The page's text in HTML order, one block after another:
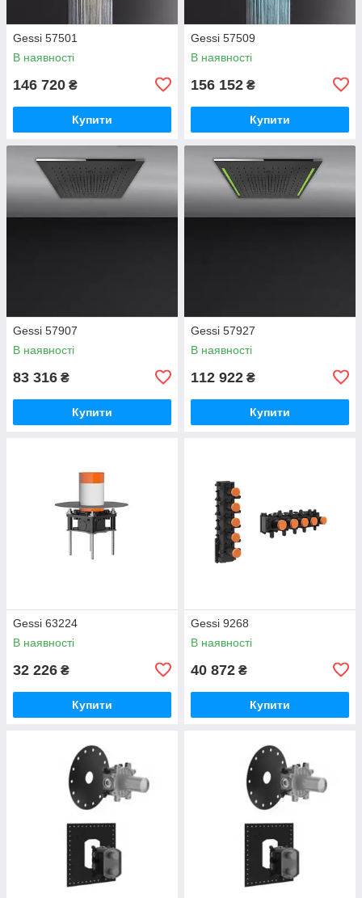
Gessi 57501
В наявності
146 720 ₴
Купити
Gessi 57509
В наявності
156 152 ₴
Купити
Gessi 57907
В наявності
83 316 ₴
Купити
Gessi 57927
В наявності
112 922 ₴
Купити
Gessi 63224
В наявності
32 226 ₴
Купити
Gessi 9268
В наявності
40 872 ₴
Купити